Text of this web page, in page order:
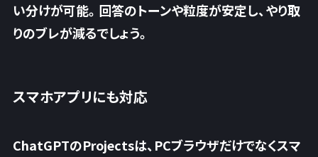
い分けが可能。回答のトーンや粒度が安定し、やり取
りのブレが減るでしょう。
スマホアプリにも対応
ChatGPTのProjectsは、PCブラウザだけでなくスマ